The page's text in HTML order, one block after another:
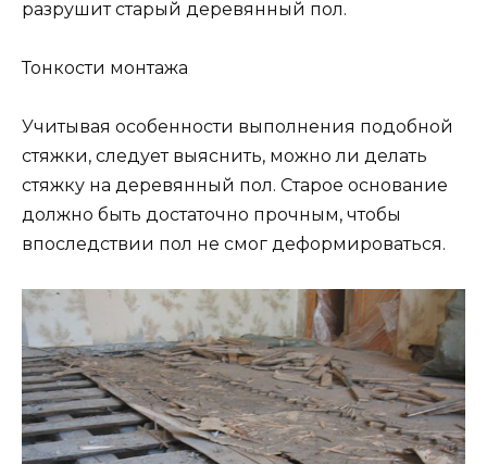
разрушит старый деревянный пол.
Тонкости монтажа
Учитывая особенности выполнения подобной
стяжки, следует выяснить, можно ли делать
стяжку на деревянный пол. Старое основание
должно быть достаточно прочным, чтобы
впоследствии пол не смог деформироваться.